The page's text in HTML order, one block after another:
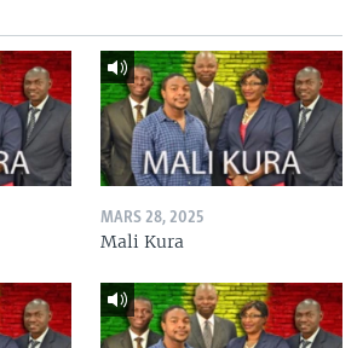
MARS 28, 2025
Mali Kura